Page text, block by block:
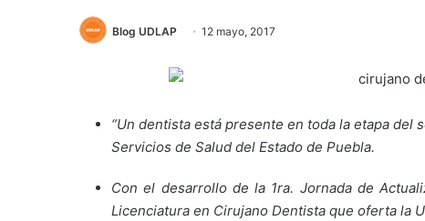
Blog UDLAP 12 mayo, 2017
“Un dentista está presente en toda la etapa del
Servicios de Salud del Estado de Puebla.
Con el desarrollo de la 1ra. Jornada de
Licenciatura en Cirujano Dentista que oferta la